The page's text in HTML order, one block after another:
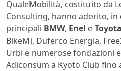
QualeMobilità, costituito da
Consulting, hanno aderito,
principali BMW, Enel eToyota
BikeMi, Duferco Energia,
Urbi e numerose fondazioni
Adiconsum a Kyoto Club fino